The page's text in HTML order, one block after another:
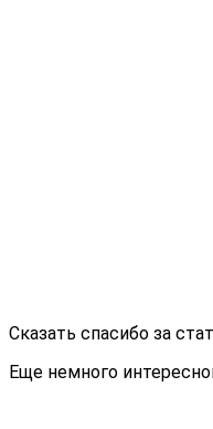
Сказать спасибо за
Еще немного